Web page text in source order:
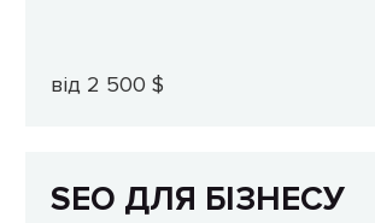
від 2 500 $
SEO ДЛЯ БІЗНЕСУ